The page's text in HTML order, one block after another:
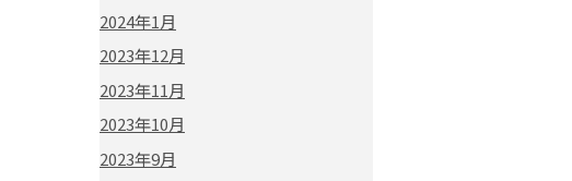
2024年1月
2023年12月
2023年11月
2023年10月
2023年9月